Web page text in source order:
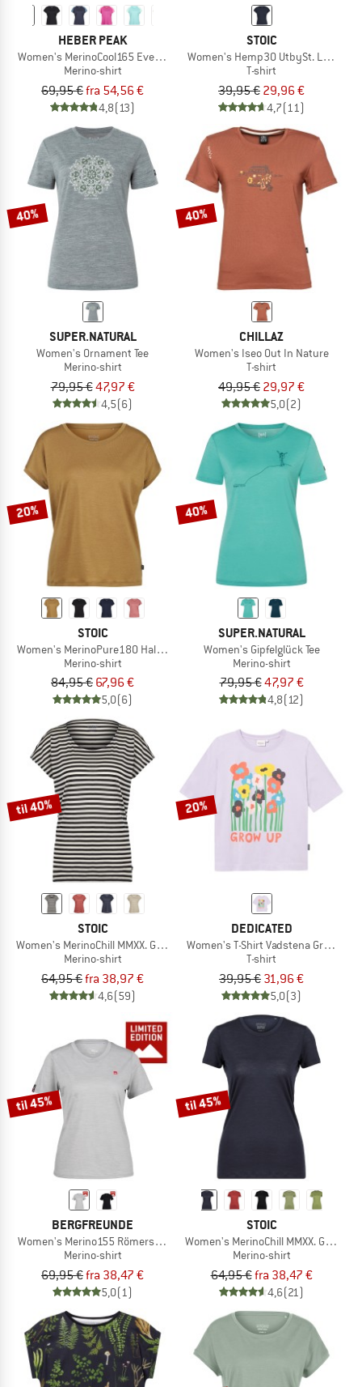
HEBER PEAK
Women's MerinoCool165 EvergreenHe. T-Shirt
Merino-shirt
69,95 €fra 54,56 €
4,8(13)
STOIC
Women's Hemp30 UtbySt. Loose Tee
T-shirt
39,95 € 29,96 €
4,7(11)
40%
SUPER.NATURAL
Women's Ornament Tee
Merino-shirt
79,95 €47,97 €
4,5(6)
40%
CHILLAZ
Women's Iseo Out In Nature
T-shirt
49,95 € 29,97 €
5,0(2)
20%
STOIC
Women's MerinoPure180 HaldenSt. T-Shirt
Merino-shirt
84,95 € 67,96 €
5,0(6)
40%
SUPER.NATURAL
Women's Gipfelglück Tee
Merino-shirt
79,95 €47,97 €
4,8(12)
til 40%
STOIC
Women's MerinoChill MMXX. Göteborg Loose Tee St
Merino-shirt
64,95 €fra 38,97 €
4,6(59)
20%
DEDICATED
Women's T-Shirt Vadstena Grow Up
T-shirt
39,95 € 31,96 €
5,0(3)
til 45%
BERGFREUNDE
Women's Merino155 RömersteinBF. Tee
Merino-shirt
69,95 €fra 38,47 €
5,0(1)
til 45%
STOIC
Women's MerinoChill MMXX. Göteborg
Merino-shirt
64,95 €fra 38,47 €
4,6(21)